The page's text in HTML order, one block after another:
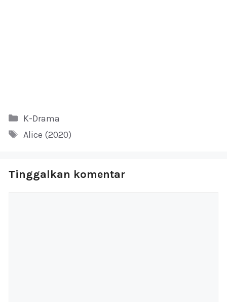
Kategori
K-Drama
Tag
Alice (2020)
Tinggalkan komentar